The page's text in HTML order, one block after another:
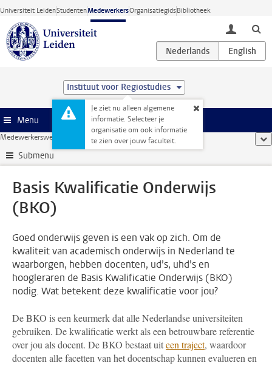
Ga direct naar de inhoud
Universiteit LeidenStudentenMedewerkersOrganisatiegidsBibliotheek
toggle
Instituut voor Regiostudies
Je ziet nu alleen algemene
informatie. Selecteer je
organisatie om ook informatie
te zien over jouw faculteit.
Menu
Medewerkerswebsite Basis Kwalificatie Onderwijs (BKO)
Submenu
Basis Kwalificatie Onderwijs
(BKO)
Goed onderwijs geven is een vak op zich. Om de
kwaliteit van academisch onderwijs in Nederland te
waarborgen, hebben docenten, ud’s, uhd’s en
hoogleraren de Basis Kwalificatie Onderwijs (BKO)
nodig. Wat betekent deze kwalificatie voor jou?
De BKO is een keurmerk dat alle Nederlandse universiteiten
gebruiken. De kwalificatie werkt als een betrouwbare referentie
over jou als docent. De BKO bestaat uiteen traject, waardoor
docenten alle facetten van het docentschap kunnen evalueren en